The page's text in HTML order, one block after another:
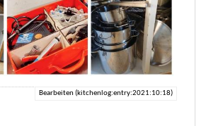
Bearbeiten (kitchenlog:entry:2021:10:18)